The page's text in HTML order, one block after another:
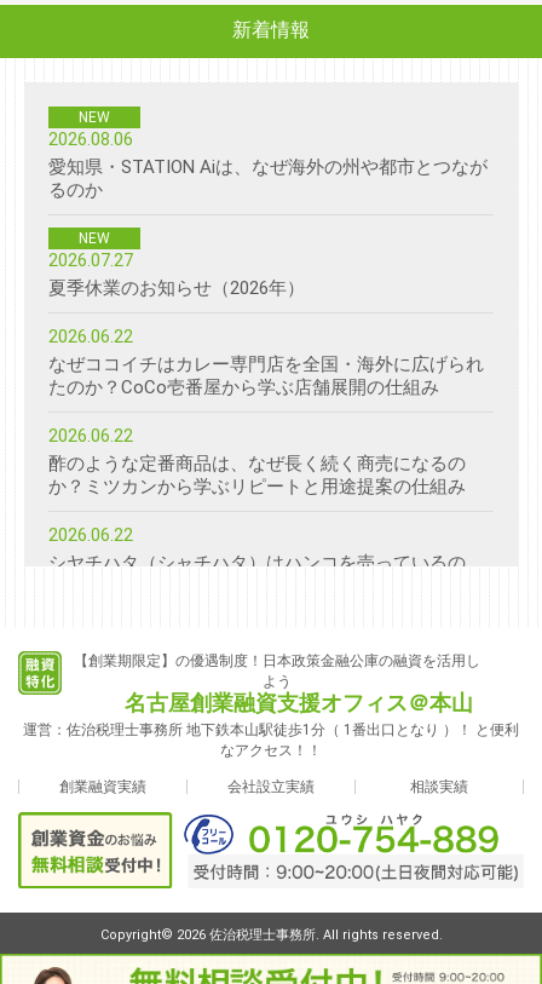
新着情報
NEW
2026.08.06
愛知県・STATION Aiは、なぜ海外の州や都市とつなが
るのか
NEW
2026.07.27
夏季休業のお知らせ（2026年）
2026.06.22
なぜココイチはカレー専門店を全国・海外に広げられ
たのか？CoCo壱番屋から学ぶ店舗展開の仕組み
2026.06.22
酢のような定番商品は、なぜ長く続く商売になるの
か？ミツカンから学ぶリピートと用途提案の仕組み
2026.06.22
シヤチハタ（シャチハタ）はハンコを売っているの
か？「しるしの価値」から考える商売の見方
コメ兵（こめひょう）はなぜ“買い取る力”が重要なの
か？中古ブランド店のビジネスモデルを創業者目線で
なぜスガキヤは低価格ラーメンと甘味を同じ店で出し
続けられるのか？創業者目線で見る商売の仕組み
2026.06.22
名古屋・愛知発の会社から学ぶ、商売の仕組み｜創業
2026.04.27
【創業期限定】の優遇制度！日本政策金融公庫の融資を活用し
よう
名古屋創業融資支援オフィス＠本山
運営：佐治税理士事務所 地下鉄本山駅徒歩1分（ 1番出口となり ）！ と便利
なアクセス！！
創業融資実績 会社設立実績 相談実績
Copyright© 2026 佐治税理士事務所. All rights reserved.